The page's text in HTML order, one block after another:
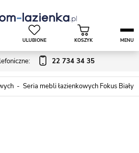
22 734 34 35
ULUBIONE KOSZYK MENU
Seria mebli łazienkowych Fokus Biały